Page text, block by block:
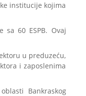
institucije kojima
60 ESPB. Ovaj
u preduzeću,
i zaposlenima
Bankraskog